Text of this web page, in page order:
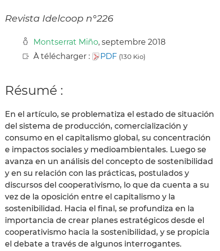
Revista Idelcoop n°226
Montserrat Miño, septembre 2018
À télécharger :
PDF (130 Kio)
Résumé :
En el artículo, se problematiza el estado de situación
del sistema de producción, comercialización y
consumo en el capitalismo global, su concentración
e impactos sociales y medioambientales. Luego se
avanza en un análisis del concepto de sostenibilidad
y en su relación con las prácticas, postulados y
discursos del cooperativismo, lo que da cuenta a su
vez de la oposición entre el capitalismo y la
sostenibilidad. Hacia el final, se profundiza en la
importancia de crear planes estratégicos desde el
cooperativismo hacia la sostenibilidad, y se propicia
el debate a través de algunos interrogantes.